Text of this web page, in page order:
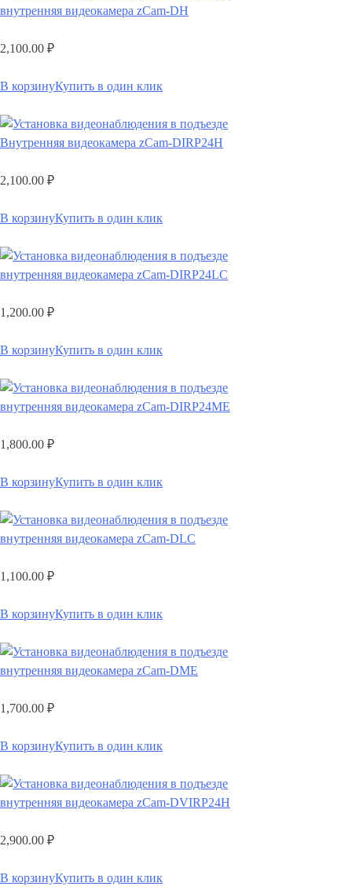
внутренняя видеокамера zCam-DH
2,100.00 ₽
В корзинуКупить в один клик
Внутренняя видеокамера zCam-DIRP24H
2,100.00 ₽
В корзинуКупить в один клик
внутренняя видеокамера zCam-DIRP24LC
1,200.00 ₽
В корзинуКупить в один клик
внутренняя видеокамера zCam-DIRP24ME
1,800.00 ₽
В корзинуКупить в один клик
внутренняя видеокамера zCam-DLC
1,100.00 ₽
В корзинуКупить в один клик
внутренняя видеокамера zCam-DME
1,700.00 ₽
В корзинуКупить в один клик
внутренняя видеокамера zCam-DVIRP24H
2,900.00 ₽
В корзинуКупить в один клик